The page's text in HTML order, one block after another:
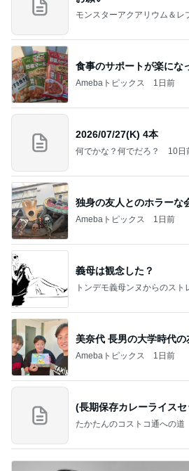
モンスターアクアリウム＆レ
食事のサポートが楽にな
Amebaトピックス 1日前
2026/07/27(K) 4本
何でかな？何でだろ？ 10日
独身の友人とのホラーな
Amebaトピックス 1日前
義母は観念した？
トンデモ義母ンヌからのスト
美奈代 長男の大学時代の
Amebaトピックス 1日前
(長期保存カレーライスセ
たかたんのコストコ通への道